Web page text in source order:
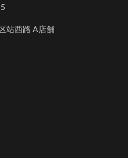
站西路 A店舗